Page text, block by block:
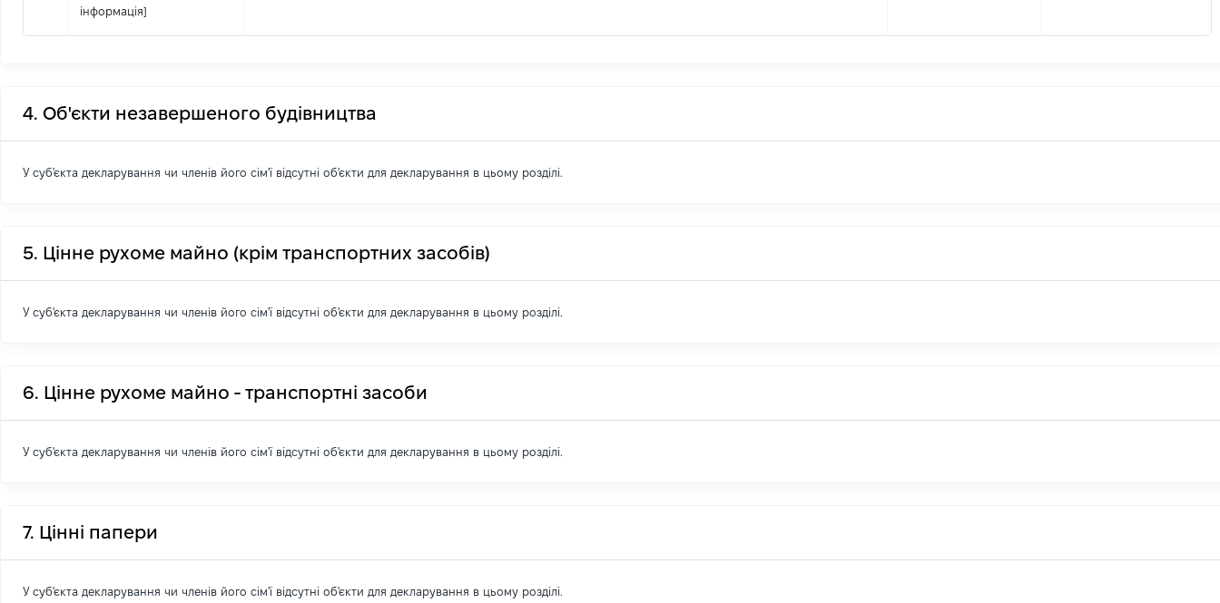
інформація]
4. Об'єкти незавершеного будівництва
У суб'єкта декларування чи членів його сім'ї відсутні об'єкти для декларування в цьому розділі.
5. Цінне рухоме майно (крім транспортних засобів)
У суб'єкта декларування чи членів його сім'ї відсутні об'єкти для декларування в цьому розділі.
6. Цінне рухоме майно - транспортні засоби
У суб'єкта декларування чи членів його сім'ї відсутні об'єкти для декларування в цьому розділі.
7. Цінні папери
У суб'єкта декларування чи членів його сім'ї відсутні об'єкти для декларування в цьому розділі.